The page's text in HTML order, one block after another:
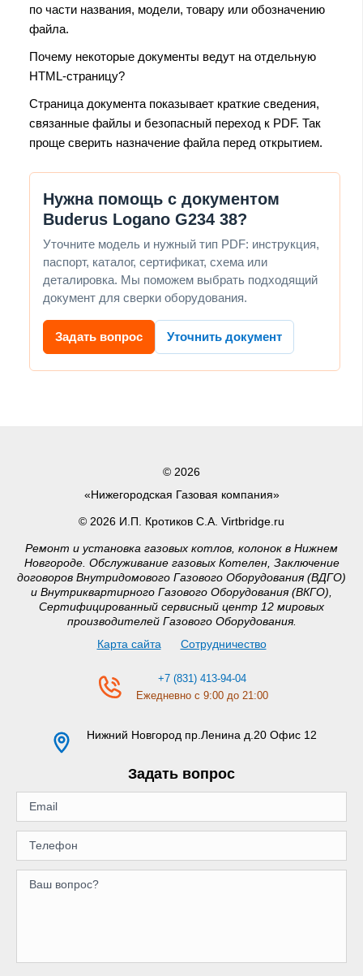
по части названия, модели, товару или обозначению
файла.
Почему некоторые документы ведут на отдельную
HTML-страницу?
Страница документа показывает краткие сведения,
связанные файлы и безопасный переход к PDF. Так
проще сверить назначение файла перед открытием.
Нужна помощь с документом
Buderus Logano G234 38?
Уточните модель и нужный тип PDF: инструкция,
паспорт, каталог, сертификат, схема или
деталировка. Мы поможем выбрать подходящий
документ для сверки оборудования.
Задать вопрос Уточнить документ
© 2026
«Нижегородская Газовая компания»
© 2026 И.П. Кротиков С.А. Virtbridge.ru
Ремонт и установка газовых котлов, колонок в Нижнем
Новгороде. Обслуживание газовых Котелен, Заключение
договоров Внутридомового Газового Оборудования (ВДГО)
и Внутриквартирного Газового Оборудования (ВКГО),
Сертифицированный сервисный центр 12 мировых
производителей Газового Оборудования.
Карта сайта
Сотрудничество
+7 (831) 413-94-04
Ежедневно с 9:00 до 21:00
Нижний Новгород пр.Ленина д.20 Офис 12
Задать вопрос